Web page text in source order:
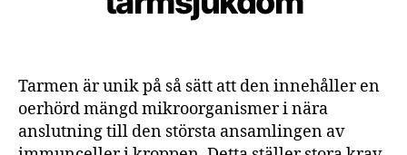
Tarmen är unik på så sätt att den innehåller en
oerhörd mängd mikroorganismer i nära
anslutning till den största ansamlingen av